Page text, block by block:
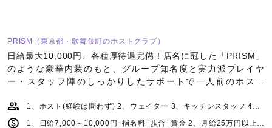
PRISM（東京都・歌舞伎町のホストクラブ）
日給最大10,000円、各種厚待遇完備！店名に冠した「PRISM」
のような豪華内装のもと、グループ知名度と実力派プレイヤ
ー・スタッフ陣のしっかりしたサポートで一人前のホスト